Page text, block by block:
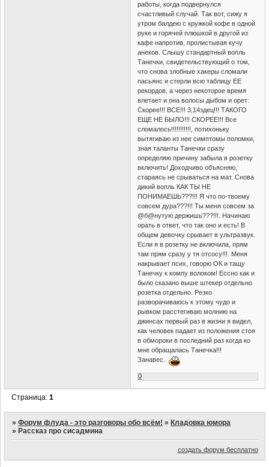
работы, когда подвернулся
счастливый случай. Так вот, сижу я
утром балдею с кружкой кофе в одной
руке и горячей плюшкой в другой из
кафе напротив, пролистывая кучу
анеков. Слышу стандартный вопль
Танечки, свидетельствующий о том,
что снова злобные хакеры сломали
пасьянс и стерли всю таблицу ЕЕ
рекордов, а через некоторое время
влетает и она волосы дыбом и орет:
Скорее!!! ВСЕ!!! 3,14здец!!! ТАКОГО
ЕЩЕ НЕ БЫЛО!!! СКОРЕЕ!!! Все
сломалось!!!!!!!!!!!, потихоньку
вытягиваю из нее симптомы поломки,
зная таланты Танечки сразу
определяю причину забыла в розетку
включить! Доходчиво объясняю,
стараясь не срываться на мат. Снова
дикий вопль КАК ТЫ НЕ
ПОНИМАЕШЬ???!!! Я что по-твоему
совсем дура???!!! Ты меня совсем за
@б@нутую держишь???!!!. Начинаю
орать в ответ, что так оно и есть! В
общем девочку срывает в ультразвук.
Если я в розетку не включила, прям
там прям сразу у тя отсосу!!!. Меня
накрывает псих, говорю ОК и тащу
Танечку к компу волоком! Ессно как и
было сказано выше штекер отдельно
розетка отдельно. Резко
разворачиваюсь к этому чудо и
рывком расстегиваю молнию на
джинсах первый раз в жизни я видел,
как человек падает из положения стоя
в обмороки в последний раз когда ко
мне обращалась Танечка!!!
Занавес.
0
Страница:1
»Форум флуда - это разговоры обо всём! »Кладовка юмора
»Рассказ про сисадмина
создать форум бесплатно